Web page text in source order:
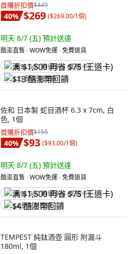
首購折扣價$449
40% $269 ($269.00/1個)
明天 8/7 (五) 預計送達
酷澎直售 ∙ WOW免運 ∙ 免費退貨
满 $1,500 再省 $75 (王道卡)
$13 酷澎幣回饋
佐和 日本製 蛇目酒杯 6.3 x 7cm, 白
色, 1個
首購折扣價$155
40% $93 ($93.00/1個)
明天 8/7 (五) 預計送達
酷澎直售 ∙ WOW免運 ∙ 免費退貨
满 $1,500 再省 $75 (王道卡)
$4 酷澎幣回饋
TEMPEST 純鈦酒壺 圓形 附漏斗
180ml, 1個